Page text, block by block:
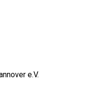
e.V.